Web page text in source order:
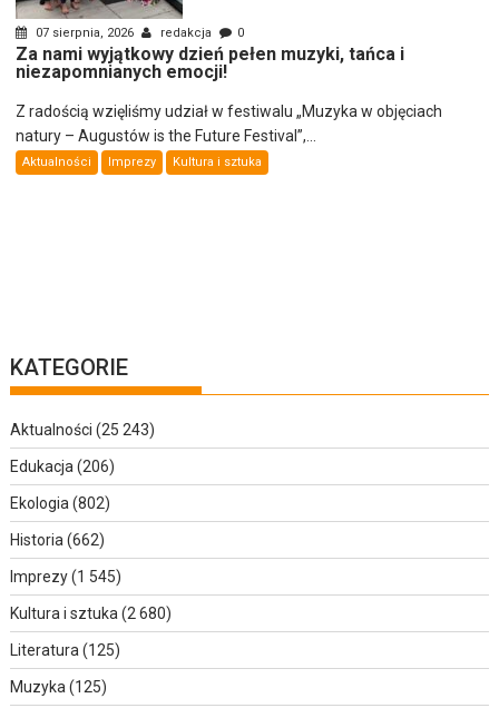
07 sierpnia, 2026 redakcja 0
Za nami wyjątkowy dzień pełen muzyki, tańca i
niezapomnianych emocji!
Z radością wzięliśmy udział w festiwalu „Muzyka w objęciach
natury – Augustów is the Future Festival”,...
Aktualności Imprezy Kultura i sztuka
KATEGORIE
Aktualności (25 243)
Edukacja (206)
Ekologia (802)
Historia (662)
Imprezy(1 545)
Kultura i sztuka (2 680)
Literatura (125)
Muzyka (125)